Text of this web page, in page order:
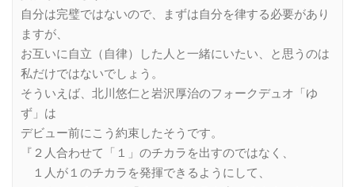
自分は完璧ではないので、まずは自分を律する必要があり
ますが、
お互いに自立（自律）した人と一緒にいたい、と思うのは
私だけではないでしょう。
そういえば、北川悠仁と岩沢厚治のフォークデュオ「ゆ
ず」は
デビュー前にこう約束したそうです。
『２人合わせて「１」のチカラを出すのではなく、
１人が１のチカラを発揮できるようにして、